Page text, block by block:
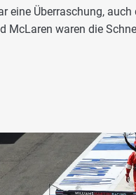
eine Überraschung,
McLaren waren die